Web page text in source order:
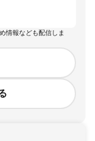
情報なども配信しま